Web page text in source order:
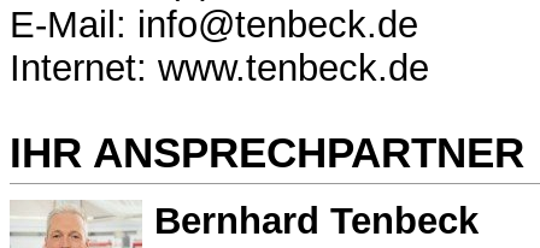
E-Mail: info@tenbeck.de
Internet: www.tenbeck.de
IHR ANSPRECHPARTNER
Bernhard Tenbeck